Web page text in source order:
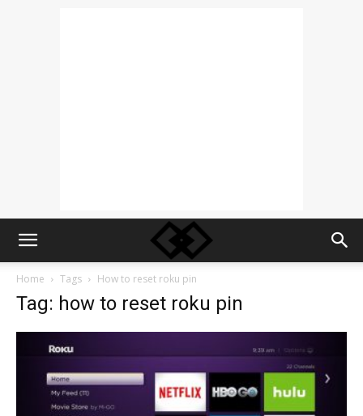
Home Tags How to reset roku pin
Tag: how to reset roku pin